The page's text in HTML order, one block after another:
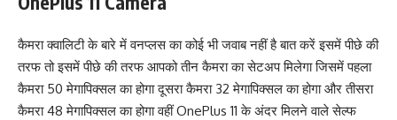
कैमरा क्वालिटी के बारे में वनप्लस का कोई भी जवाब नहीं है बात करें इसमें पीछे की
तरफ तो इसमें पीछे की तरफ आपको तीन कैमरा का सेटअप मिलेगा जिसमें पहला
कैमरा 50 मेगापिक्सल का होगा दूसरा कैमरा 32 मेगापिक्सल का होगा और तीसरा
कैमरा 48 मेगापिक्सल का होगा वहीं OnePlus 11 के अंदर मिलने वाले सेल्फ